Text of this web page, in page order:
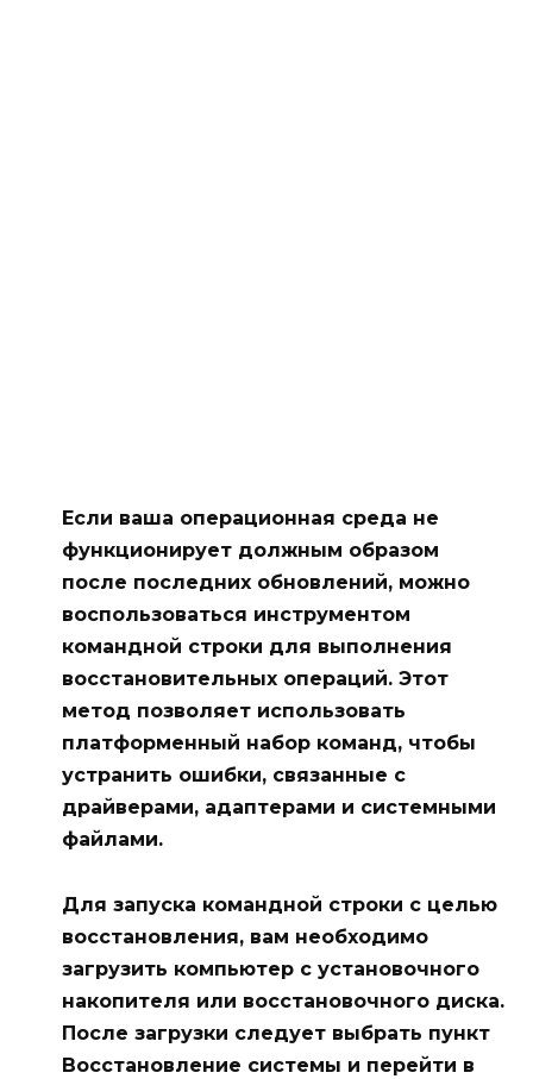
Если ваша операционная среда не
функционирует должным образом
после последних обновлений, можно
воспользоваться инструментом
командной строки для выполнения
восстановительных операций. Этот
метод позволяет использовать
платформенный набор команд, чтобы
устранить ошибки, связанные с
драйверами, адаптерами и системными
файлами.
Для запуска командной строки с целью
восстановления, вам необходимо
загрузить компьютер с установочного
накопителя или восстановочного диска.
После загрузки следует выбрать пункт
Восстановление системы и перейти в